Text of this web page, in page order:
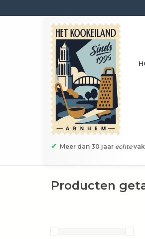
✔ Meer dan 30 jaar echte
Producten